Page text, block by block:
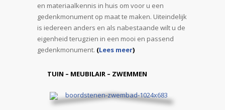
en materiaalkennis in huis om voor u een
gedenkmonument op maat te maken. Uiteindelijk
is iedereen anders en als nabestaande wilt u de
eigenheid terugzien in een mooi en passend
gedenkmonument. (Lees meer)
TUIN – MEUBILAIR – ZWEMMEN